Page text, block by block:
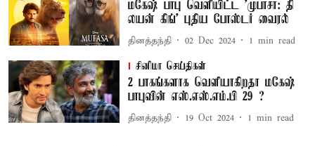
மகேஷ் பாபு வெளியிட்ட 'முபாசா: தி
லயன் கிங்' புதிய போஸ்டர் வைரல்
தினத்தந்தி 02 Dec 2024 1 min read
சினிமா செய்திகள்
2 பாகங்களாக வெளியாகிறதா மகேஷ்
பாபுவின் எஸ்.எஸ்.எம்.பி 29 ?
தினத்தந்தி 19 Oct 2024 1 min read